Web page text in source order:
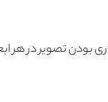
بودن تصویر در هر